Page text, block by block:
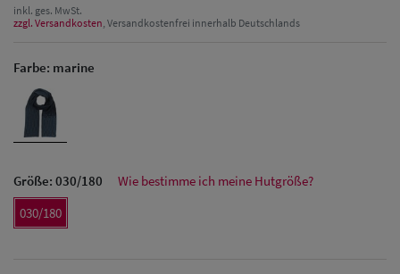
Herren Caps
inkl. ges. MwSt.
zzgl. Versandkosten , Versandkostenfrei innerhalb Deutschlands
Farbe: marine
Größe: 030/180
Wie bestimme ich meine Hutgröße?
030/180